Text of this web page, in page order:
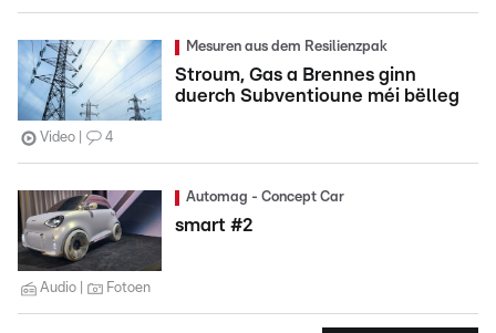
Mesuren aus dem Resilienzpak
Stroum, Gas a Brennes ginn
duerch Subventioune méi bëlleg
Video 4
Automag - Concept Car
smart #2
Audio Fotoen